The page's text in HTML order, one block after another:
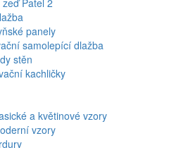
Patel 2
panely
samolepící dlažba
stěn
kachličky
a květinové vzory
vzory